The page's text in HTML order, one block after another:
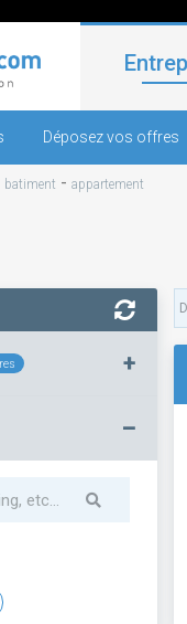
Déposez vos offres
batiment - appartement
+
–